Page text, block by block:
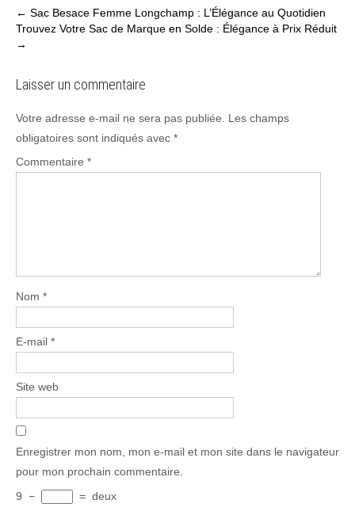
Post
navigation
← Sac Besace Femme Longchamp : L’Élégance au Quotidien
Trouvez Votre Sac de Marque en Solde : Élégance à Prix Réduit
→
Laisser un commentaire
Votre adresse e-mail ne sera pas publiée.
Les champs
obligatoires sont indiqués avec *
Commentaire *
Nom *
E-mail *
Site web
Enregistrer mon nom, mon e-mail et mon site dans le navigateur
pour mon prochain commentaire.
9 − = deux